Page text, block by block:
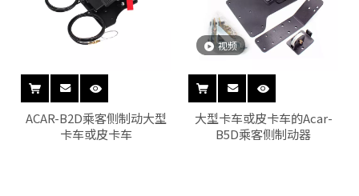
ACAR-B2D乘客侧制动大型
卡车或皮卡车
视频
大型卡车或皮卡车的Acar-
B5D乘客侧制动器